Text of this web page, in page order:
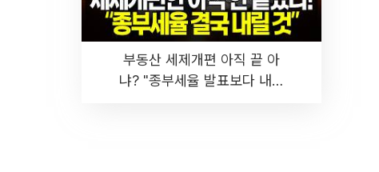
부동산 세제개편 아직 끝 아
냐? "종부세율 발표보다 내릴